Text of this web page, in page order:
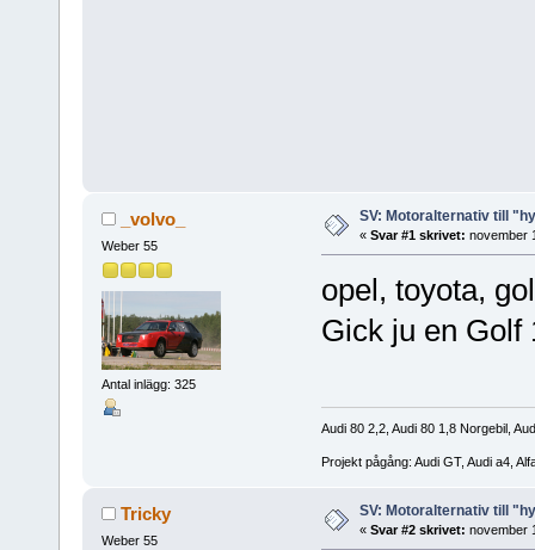
_volvo_
Weber 55
Antal inlägg: 325
SV: Motoralternativ till
« Svar #1 skrivet: november
opel, toyota,
Gick ju en
Audi 80 2,2, Audi 80 1,8 Norgebil,
Projekt pågång: Audi GT, Audi a4,
Tricky
Weber 55
SV: Motoralternativ till
« Svar #2 skrivet: november